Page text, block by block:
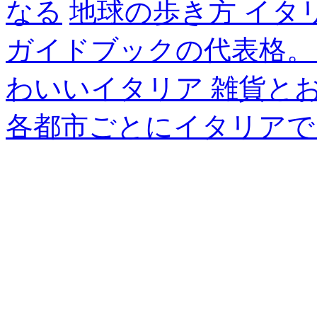
なる 地球の歩き方 イタ
ガイドブックの代表格
わいいイタリア 雑貨と
各都市ごとにイタリア